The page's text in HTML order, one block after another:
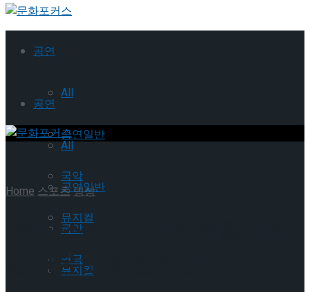
공연
All
공연일반
국악
뮤지컬
연극
공연
All
공연일반
국악
뮤지컬
Home스포츠빙상
[현장스케치] 빙판 위를 가르
는 붉은 요정 윤아선